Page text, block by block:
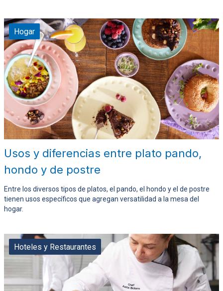
Hogar
Usos y diferencias entre plato pando,
hondo y de postre
Entre los diversos tipos de platos, el pando, el hondo y el de postre
tienen usos específicos que agregan versatilidad a la mesa del
hogar.
Hoteles y Restaurantes